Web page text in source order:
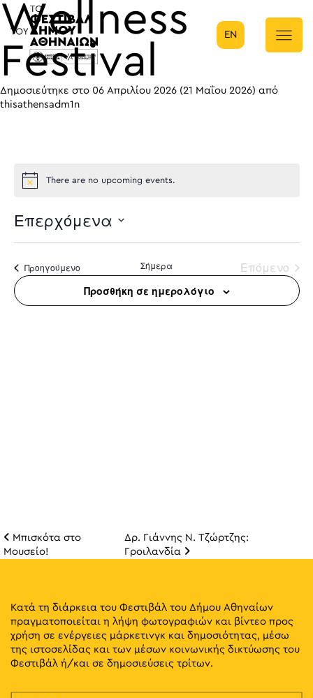
Κύρια πλοήγηση
EN
Wellness
Festival
Δημοσιεύτηκε στο 06 Απριλίου 2026 (21 Μαΐου 2026) από
thisathensadm1n
There are no upcoming events.
Επερχόμενα
Προηγούμενο Σήμερα Επόμενο
Προσθήκη σε ημερολόγιο
Πλοήγηση
Μπισκότα στο
Μουσείο!
Δρ. Γιάννης Ν. Τζώρτζης:
Γροιλανδία
Κατά τη διάρκεια του Φεστιβάλ του Δήμου Αθηναίων
πραγματοποιείται η λήψη φωτογραφιών και βίντεο προς
χρήση σε ενέργειες μάρκετινγκ και δημοσιότητας, μέσω
της ιστοσελίδας και των μέσων κοινωνικής δικτύωσης του
Φεστιβάλ ή/και σε δημοσιεύσεις τρίτων.